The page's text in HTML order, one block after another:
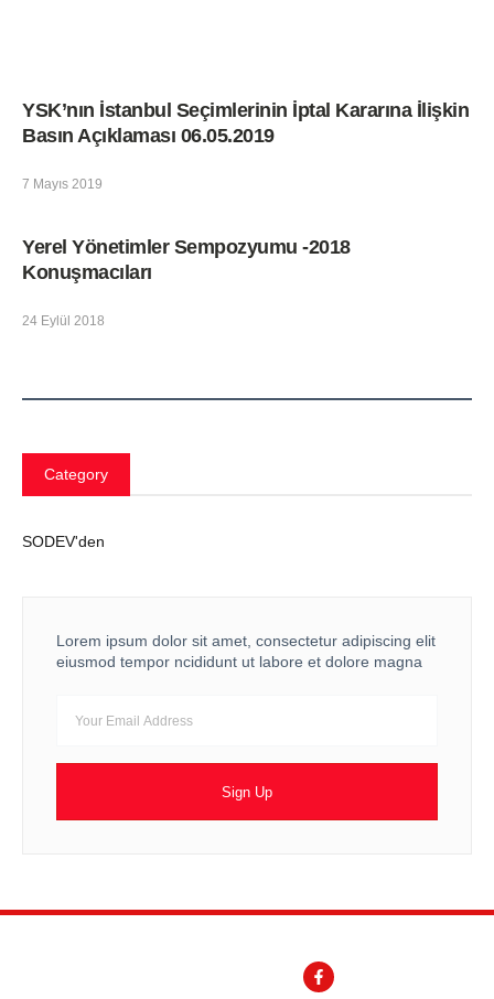
YSK’nın İstanbul Seçimlerinin İptal Kararına İlişkin
Basın Açıklaması 06.05.2019
7 Mayıs 2019
Yerel Yönetimler Sempozyumu -2018
Konuşmacıları
24 Eylül 2018
Category
SODEV'den
Lorem ipsum dolor sit amet, consectetur adipiscing elit
eiusmod tempor ncididunt ut labore et dolore magna
Sign Up